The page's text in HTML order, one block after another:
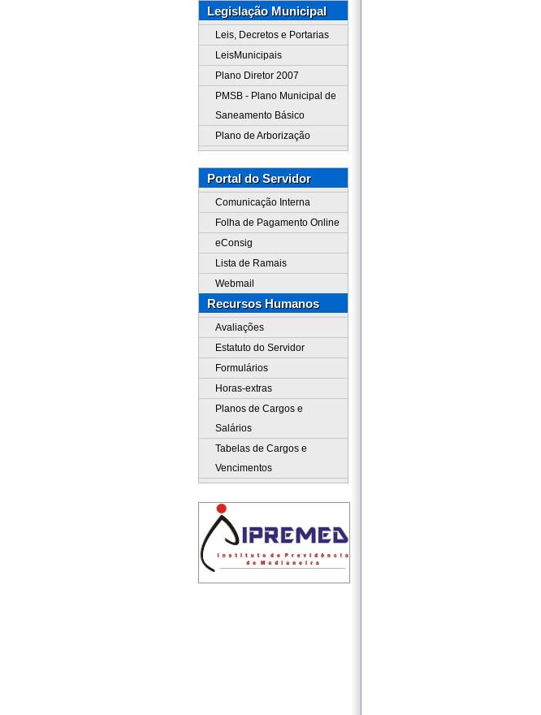
Legislação Municipal
Leis, Decretos e Portarias
LeisMunicipais
Plano Diretor 2007
PMSB - Plano Municipal de
Saneamento Básico
Plano de Arborização
Portal do Servidor
Comunicação Interna
Folha de Pagamento Online
eConsig
Lista de Ramais
Webmail
Recursos Humanos
Avaliações
Estatuto do Servidor
Formulários
Horas-extras
Planos de Cargos e
Salários
Tabelas de Cargos e
Vencimentos